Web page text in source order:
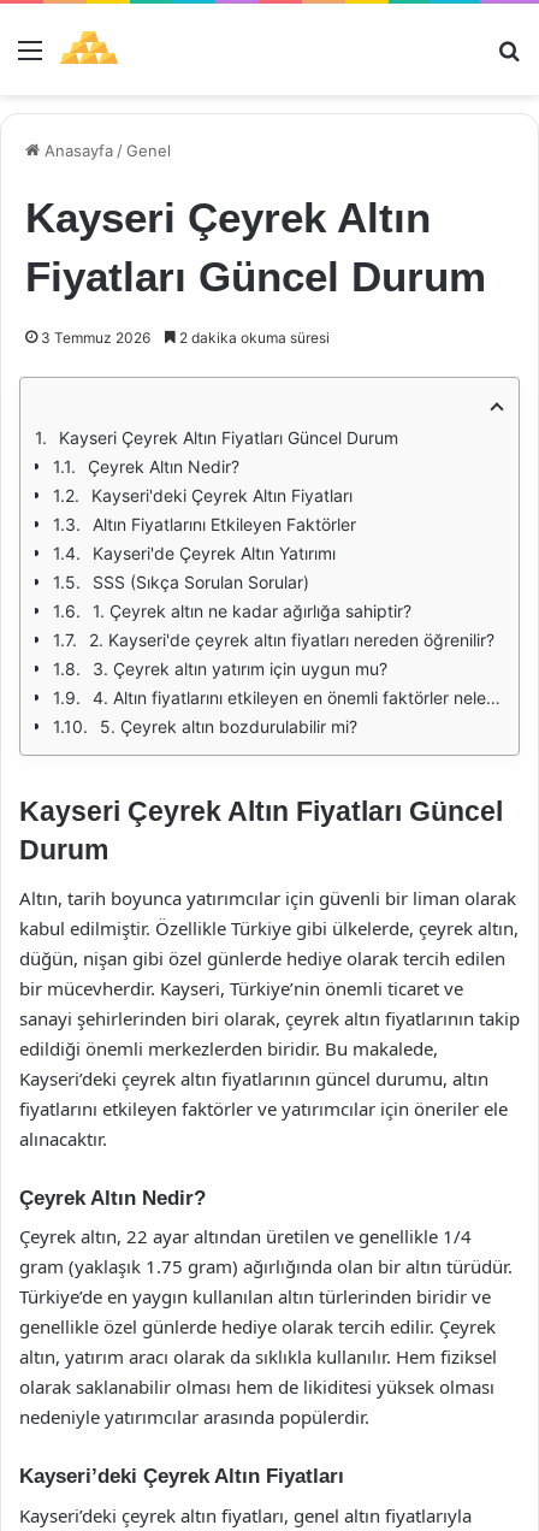
Menü
Anasayfa /Genel
Kayseri Çeyrek Altın
Fiyatları Güncel Durum
3 Temmuz 2026 2 dakika okuma süresi
Kayseri Çeyrek Altın Fiyatları Güncel Durum
Çeyrek Altın Nedir?
Kayseri'deki Çeyrek Altın Fiyatları
Altın Fiyatlarını Etkileyen Faktörler
Kayseri'de Çeyrek Altın Yatırımı
SSS (Sıkça Sorulan Sorular)
1. Çeyrek altın ne kadar ağırlığa sahiptir?
2. Kayseri'de çeyrek altın fiyatları nereden öğrenilir?
3. Çeyrek altın yatırım için uygun mu?
4. Altın fiyatlarını etkileyen en önemli faktörler nelerdir?
5. Çeyrek altın bozdurulabilir mi?
Kayseri Çeyrek Altın Fiyatları Güncel
Durum
Altın, tarih boyunca yatırımcılar için güvenli bir liman olarak
kabul edilmiştir. Özellikle Türkiye gibi ülkelerde, çeyrek altın,
düğün, nişan gibi özel günlerde hediye olarak tercih edilen
bir mücevherdir. Kayseri, Türkiye’nin önemli ticaret ve
sanayi şehirlerinden biri olarak, çeyrek altın fiyatlarının takip
edildiği önemli merkezlerden biridir. Bu makalede,
Kayseri’deki çeyrek altın fiyatlarının güncel durumu, altın
fiyatlarını etkileyen faktörler ve yatırımcılar için öneriler ele
alınacaktır.
Çeyrek Altın Nedir?
Çeyrek altın, 22 ayar altından üretilen ve genellikle 1/4
gram (yaklaşık 1.75 gram) ağırlığında olan bir altın türüdür.
Türkiye’de en yaygın kullanılan altın türlerinden biridir ve
genellikle özel günlerde hediye olarak tercih edilir. Çeyrek
altın, yatırım aracı olarak da sıklıkla kullanılır. Hem fiziksel
olarak saklanabilir olması hem de likiditesi yüksek olması
nedeniyle yatırımcılar arasında popülerdir.
Kayseri’deki Çeyrek Altın Fiyatları
Kayseri’deki çeyrek altın fiyatları, genel altın fiyatlarıyla